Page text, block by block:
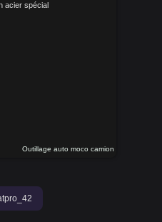
acier spécial
Outillage auto moco camion